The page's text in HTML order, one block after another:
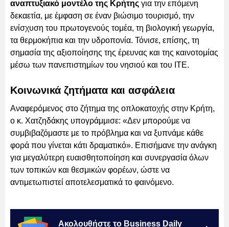
αναπτυξιακό μοντέλο της Κρήτης για την επόμενη
δεκαετία, με έμφαση σε έναν βιώσιμο τουρισμό, την
ενίσχυση του πρωτογενούς τομέα, τη βιολογική γεωργία,
τα θερμοκήπια και την υδροπονία. Τόνισε, επίσης, τη
σημασία της αξιοποίησης της έρευνας και της καινοτομίας
μέσω των πανεπιστημίων του νησιού και του ΙΤΕ.
Κοινωνικά ζητήματα και ασφάλεια
Αναφερόμενος στο ζήτημα της οπλοκατοχής στην Κρήτη,
ο κ. Χατζηδάκης υπογράμμισε: «Δεν μπορούμε να
συμβιβαζόμαστε με το πρόβλημα και να ξυπνάμε κάθε
φορά που γίνεται κάτι δραματικό». Επισήμανε την ανάγκη
για μεγαλύτερη ευαισθητοποίηση και συνεργασία όλων
των τοπικών και θεσμικών φορέων, ώστε να
αντιμετωπιστεί αποτελεσματικά το φαινόμενο.
Ακολουθήστε το Business Daily